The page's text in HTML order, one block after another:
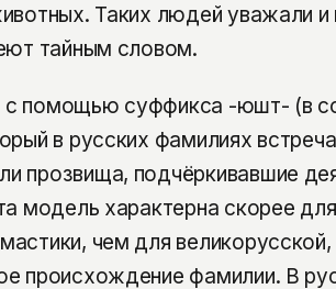
Таких людей уважали и
тайным словом.
с помощью суффикса -юшт- (в
в русских фамилиях
прозвища, подчёркивавшие
модель характерна скорее
чем для
происхождение фамилии. В